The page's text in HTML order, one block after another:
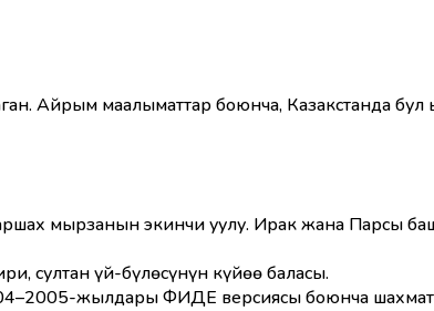
Айрым маалыматтар боюнча, Казакстанда
мырзанын экинчи уулу. Ирак жана Парсы
султан үй-бүлөсүнүн күйөө баласы.
жылдары ФИДЕ версиясы боюнча